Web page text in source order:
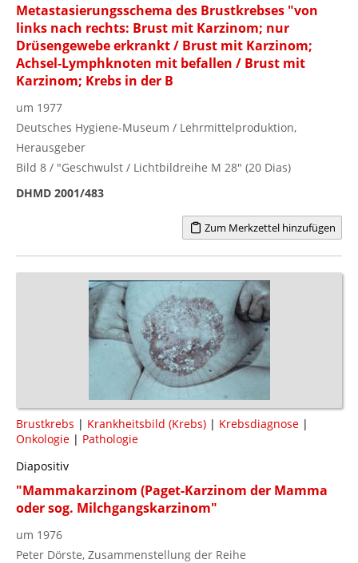
Metastasierungsschema des Brustkrebses "von
links nach rechts: Brust mit Karzinom; nur
Drüsengewebe erkrankt / Brust mit Karzinom;
Achsel-Lymphknoten mit befallen / Brust mit
Karzinom; Krebs in der B
um 1977
Deutsches Hygiene-Museum / Lehrmittelproduktion,
Herausgeber
Bild 8 / "Geschwulst / Lichtbildreihe M 28" (20 Dias)
DHMD 2001/483
Zum Merkzettel hinzufügen
Brustkrebs | Krankheitsbild (Krebs) | Krebsdiagnose |
Onkologie | Pathologie
Diapositiv
"Mammakarzinom (Paget-Karzinom der Mamma
oder sog. Milchgangskarzinom"
um 1976
Peter Dörste, Zusammenstellung der Reihe